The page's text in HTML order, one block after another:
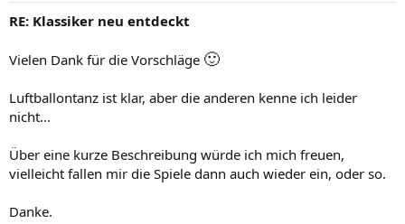
RE: Klassiker neu entdeckt
Vielen Dank für die Vorschläge 🙂
Luftballontanz ist klar, aber die anderen kenne ich leider
nicht...
Über eine kurze Beschreibung würde ich mich freuen,
vielleicht fallen mir die Spiele dann auch wieder ein, oder so.
Danke.